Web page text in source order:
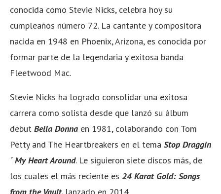
conocida como Stevie Nicks, celebra hoy su
cumpleaños número 72. La cantante y compositora
nacida en 1948 en Phoenix, Arizona, es conocida por
formar parte de la legendaria y exitosa banda
Fleetwood Mac.
Stevie Nicks ha logrado consolidar una exitosa
carrera como solista desde que lanzó su álbum
debut Bella Donna en 1981, colaborando con Tom
Petty and The Heartbreakers en el tema Stop Draggin
´ My Heart Around. Le siguieron siete discos más, de
los cuales el más reciente es 24 Karat Gold: Songs
from the Vault, lanzado en 2014.